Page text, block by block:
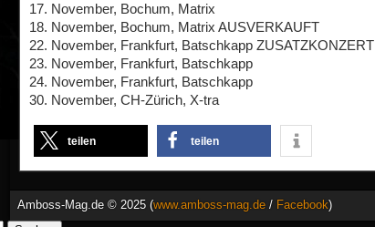
17. November, Bochum, Matrix
18. November, Bochum, Matrix AUSVERKAUFT
22. November, Frankfurt, Batschkapp ZUSATZKONZERT
23. November, Frankfurt, Batschkapp
24. November, Frankfurt, Batschkapp
30. November, CH-Zürich, X-tra
teilen teilen
Amboss-Mag.de © 2025 (www.amboss-mag.de / Facebook)